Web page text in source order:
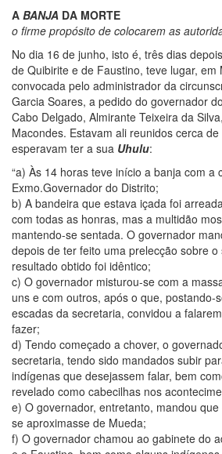
A BANJA DA MORTE
o firme propósito de colocarem as
No dia 16 de junho, isto é, três dias
de Quibirite e de Faustino, teve lugar, em
convocada pelo administrador da
Garcia Soares, a pedido do governador
Cabo Delgado, Almirante Teixeira da
Macondes. Estavam ali reunidos cerca
esperavam ter a sua Uhulu:
“a) Às 14 horas teve início a banja com a
Exmo.Governador do Distrito;
b) A bandeira que estava içada foi
com todas as honras, mas a multidão
mantendo-se sentada. O governador
depois de ter feito uma prelecção sobre
resultado obtido foi idêntico;
c) O governador misturou-se com a
uns e com outros, após o que, postando-
escadas da secretaria, convidou a
fazer;
d) Tendo começado a chover, o
secretaria, tendo sido mandados subir
indígenas que desejassem falar, bem
revelado como cabecilhas nos
e) O governador, entretanto, mandou
se aproximasse de Mueda;
f) O governador chamou ao gabinete do